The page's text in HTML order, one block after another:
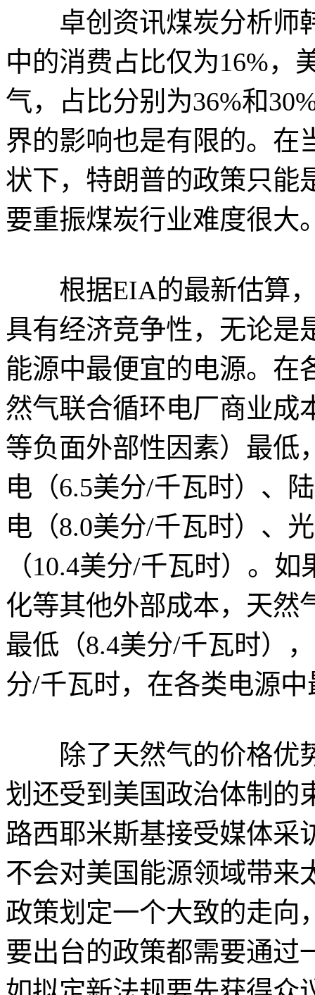
卓创资讯煤炭分析师
中的消费占比仅为16%，
气，占比分别为36%和
界的影响也是有限的。在
状下，特朗普的政策只能
要重振煤炭行业难度很大
根据EIA的最新估算，
具有经济竞争性，无论是
能源中最便宜的电源。在
然气联合循环电厂商业成
等负面外部性因素）最低
电（6.5美分/千瓦时）、
电（8.0美分/千瓦时）、
（10.4美分/千瓦时）。
化等其他外部成本，天然
最低（8.4美分/千瓦时）
分/千瓦时，在各类电源中
除了天然气的价格优
划还受到美国政治体制的
路西耶米斯基接受媒体采
不会对美国能源领域带来
政策划定一个大致的走向
要出台的政策都需要通过